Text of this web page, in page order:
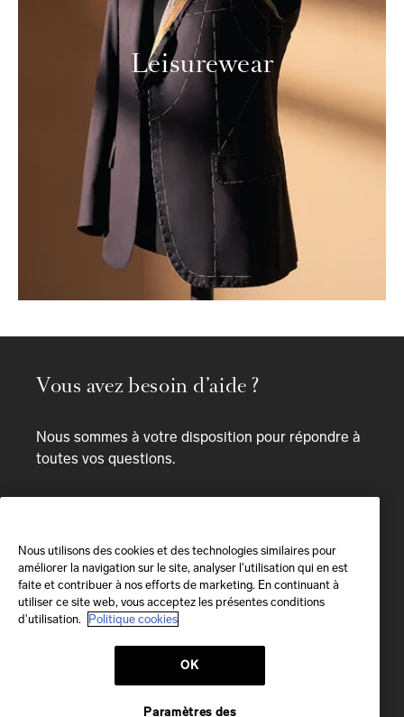
Leisurewear
Vous avez besoin d’aide ?
Nous sommes à votre disposition pour répondre à
toutes vos questions.
+ 33 1 84 95 95 11
Disponible lundi - samedi
9h30 - 19h00
NOUS APPELER
Nous vous répondrons dans un délai de 24 heures
Nous utilisons des cookies et des technologies similaires pour
améliorer la navigation sur le site, analyser l'utilisation qui en est
faite et contribuer à nos efforts de marketing. En continuant à
utiliser ce site web, vous acceptez les présentes conditions
d'utilisation.
Politique cookies
OK
Paramètres des